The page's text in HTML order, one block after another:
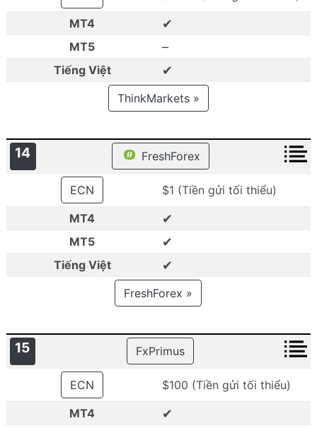
MT4
✔
MT5 –
Tiếng Việt ✔
ThinkMarkets »
14 FreshForex
ECN
$1 (Tiền gửi tối thiểu)
MT4
✔
MT5 ✔
Tiếng Việt ✔
FreshForex »
15 FxPrimus
ECN
$100 (Tiền gửi tối thiểu)
MT4
✔